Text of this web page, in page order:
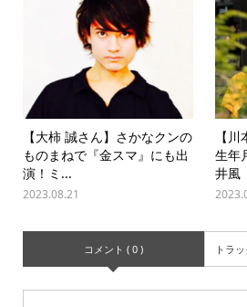
【大柿 誠さん】さかなクンの
ものまねで『金スマ』にも出
演！ミ...
2023.08.21
【
生年
井風
コメント ( 0 ) トラ